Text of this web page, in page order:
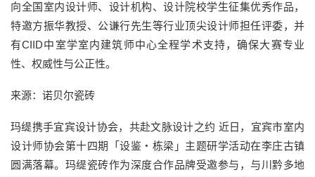
向全国室内设计师、设计机构、设计院校学生征集优秀作品，
特邀方振华教授、公谦行先生等行业顶尖设计师担任评委，并
有CIID中室学室内建筑师中心全程学术支持，确保大赛专业
性、权威性与公正性。
来源：诺贝尔瓷砖
玛缇携手宜宾设计协会，共赴文脉设计之约 近日，宜宾市室内
设计师协会第十四期「设鉴・栋梁」主题研学活动在李庄古镇
圆满落幕。玛缇瓷砖作为深度合作品牌受邀参与，与川黔多地